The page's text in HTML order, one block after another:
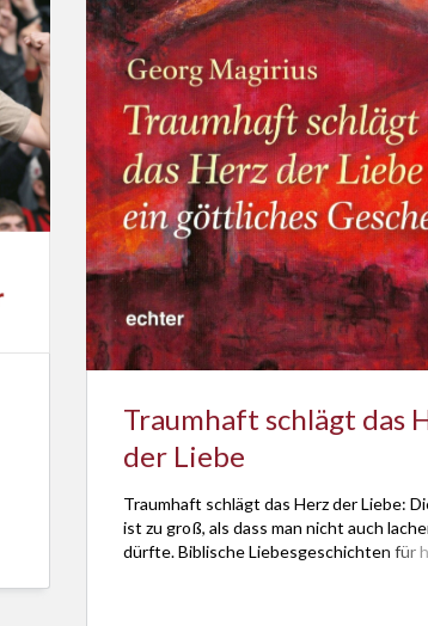
Traumhaft schlägt das
der Liebe
Traumhaft schlägt das Herz der Liebe:
ist zu groß, als dass man nicht auch
dürfte. Biblische Liebesgeschichten für